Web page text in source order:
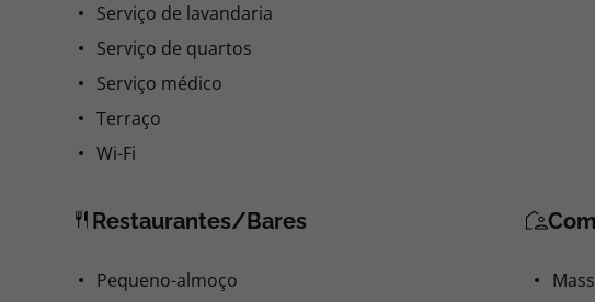
Serviço de lavandaria
Serviço de quartos
Serviço médico
Terraço
Wi-Fi
Restaurantes/Bares
Pequeno-almoço